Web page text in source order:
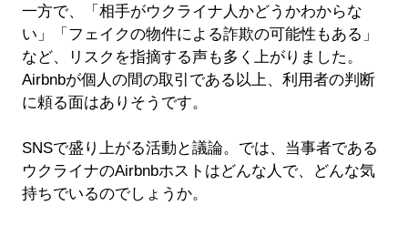
一方で、「相手がウクライナ人かどうかわからな
い」「フェイクの物件による詐欺の可能性もある」
など、リスクを指摘する声も多く上がりました。
Airbnbが個人の間の取引である以上、利用者の判断
に頼る面はありそうです。
SNSで盛り上がる活動と議論。では、当事者である
ウクライナのAirbnbホストはどんな人で、どんな気
持ちでいるのでしょうか。